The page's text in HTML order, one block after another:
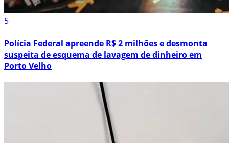
5
Polícia Federal apreende R$ 2 milhões e desmonta
suspeita de esquema de lavagem de dinheiro em
Porto Velho